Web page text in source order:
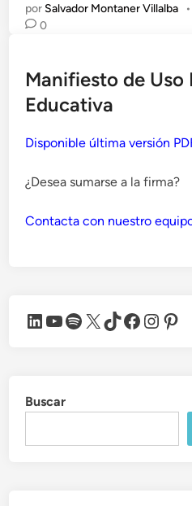
por Salvador Montaner Villalba •
0
Manifiesto de Uso
Educativa
Disponible última versión
¿Desea sumarse a la firma?
Contacta con nuestro
LinkedIn
YouTube
Spotify
X TikTok
Buscar